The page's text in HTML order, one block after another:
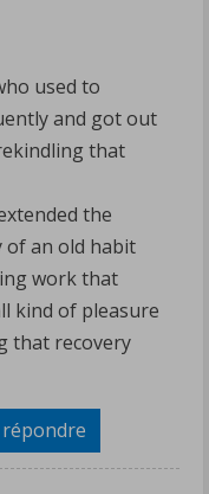
used to
and got out
that
the
of an old habit
work that
kind of pleasure
that recovery